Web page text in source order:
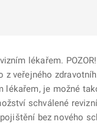
lékařem.
z veřejného
lékařem, je možné
schválené
bez nového